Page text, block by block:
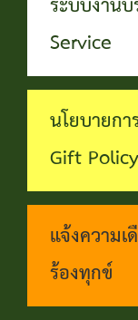
ยังชีพ
ระบบงาน
บริการ
ประชาชน
(E-
Service)
ผ่าน
เว็บไซต์
งาน
บุคคล
ทุจริต
Service
นโยบายก
Gift
แจ้งความ
ร้องทุกข์